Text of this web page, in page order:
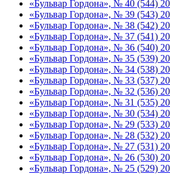
«Бульвар Гордона», № 40 (544)
«Бульвар Гордона», № 39 (543)
«Бульвар Гордона», № 38 (542)
«Бульвар Гордона», № 37 (541)
«Бульвар Гордона», № 36 (540)
«Бульвар Гордона», № 35 (539)
«Бульвар Гордона», № 34 (538)
«Бульвар Гордона», № 33 (537)
«Бульвар Гордона», № 32 (536)
«Бульвар Гордона», № 31 (535)
«Бульвар Гордона», № 30 (534)
«Бульвар Гордона», № 29 (533)
«Бульвар Гордона», № 28 (532)
«Бульвар Гордона», № 27 (531)
«Бульвар Гордона», № 26 (530)
«Бульвар Гордона», № 25 (529)